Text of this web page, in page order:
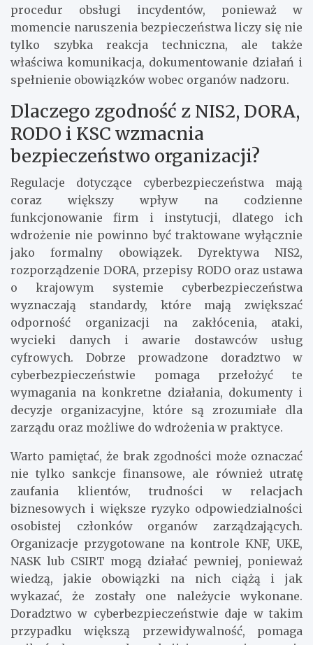
procedur obsługi incydentów, ponieważ w
momencie naruszenia bezpieczeństwa liczy się nie
tylko szybka reakcja techniczna, ale także
właściwa komunikacja, dokumentowanie działań i
spełnienie obowiązków wobec organów nadzoru.
Dlaczego zgodność z NIS2, DORA,
RODO i KSC wzmacnia
bezpieczeństwo organizacji?
Regulacje dotyczące cyberbezpieczeństwa mają
coraz większy wpływ na codzienne
funkcjonowanie firm i instytucji, dlatego ich
wdrożenie nie powinno być traktowane wyłącznie
jako formalny obowiązek. Dyrektywa NIS2,
rozporządzenie DORA, przepisy RODO oraz ustawa
o krajowym systemie cyberbezpieczeństwa
wyznaczają standardy, które mają zwiększać
odporność organizacji na zakłócenia, ataki,
wycieki danych i awarie dostawców usług
cyfrowych. Dobrze prowadzone doradztwo w
cyberbezpieczeństwie pomaga przełożyć te
wymagania na konkretne działania, dokumenty i
decyzje organizacyjne, które są zrozumiałe dla
zarządu oraz możliwe do wdrożenia w praktyce.
Warto pamiętać, że brak zgodności może oznaczać
nie tylko sankcje finansowe, ale również utratę
zaufania klientów, trudności w relacjach
biznesowych i większe ryzyko odpowiedzialności
osobistej członków organów zarządzających.
Organizacje przygotowane na kontrole KNF, UKE,
NASK lub CSIRT mogą działać pewniej, ponieważ
wiedzą, jakie obowiązki na nich ciążą i jak
wykazać, że zostały one należycie wykonane.
Doradztwo w cyberbezpieczeństwie daje w takim
przypadku większą przewidywalność, pomaga